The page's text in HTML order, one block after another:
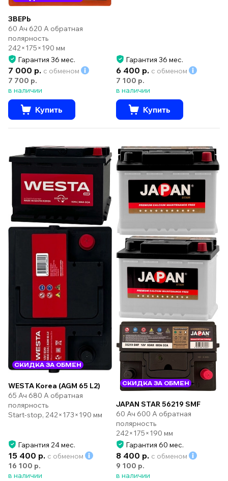
ЗВЕРЬ
60 Ач 620 А обратная
полярность
242×175×190 мм
Гарантия 36 мес.
7 000 р. с обменом
7 700 р.
в наличии
Купить
Гарантия 36 мес.
6 400 р. с обменом
7 100 р.
в наличии
Купить
СКИДКА ЗА ОБМЕН
WESTA Korea (AGM 65 L2)
65 Ач 680 А обратная
полярность
Start-stop, 242×173×190 мм
Гарантия 24 мес.
15 400 р. с обменом
16 100 р.
в наличии
СКИДКА ЗА ОБМЕН
JAPAN STAR 56219 SMF
60 Ач 600 А обратная
полярность
242×175×190 мм
Гарантия 60 мес.
8 400 р. с обменом
9 100 р.
в наличии